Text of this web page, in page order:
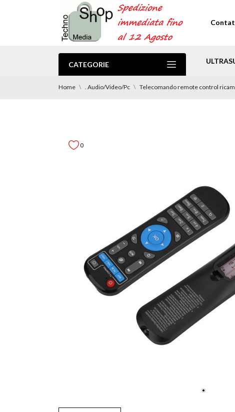
CATEGORIE
Home . Audio/Video/Pc Telecomando remote control
0